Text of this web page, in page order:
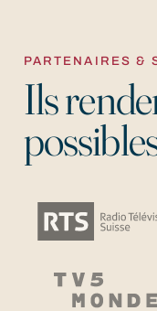
PARTENAIRES &
Ils